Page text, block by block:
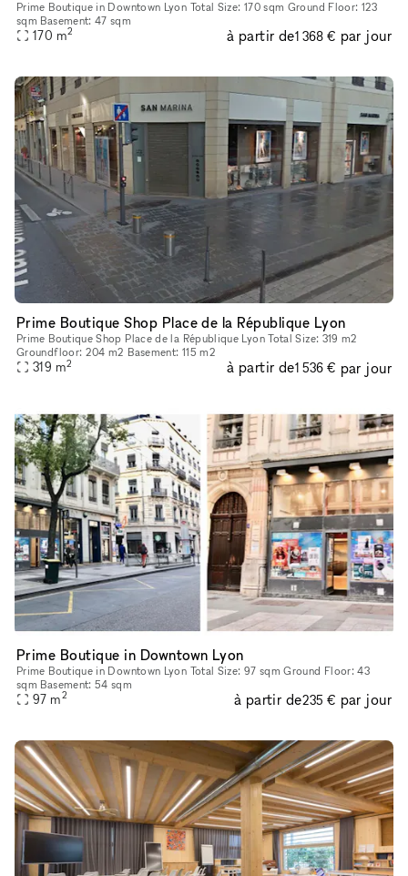
Prime Boutique in Downtown Lyon Total Size: 170 sqm Ground Floor: 123
sqm Basement: 47 sqm
170 m2 à partir de1 368 € par jour
Prime Boutique Shop Place de la République Lyon
Prime Boutique Shop Place de la République Lyon Total Size: 319 m2
Groundfloor: 204 m2 Basement: 115 m2
319 m2 à partir de1 536 € par jour
Prime Boutique in Downtown Lyon
Prime Boutique in Downtown Lyon Total Size: 97 sqm Ground Floor: 43
sqm Basement: 54 sqm
97 m2 à partir de235 € par jour